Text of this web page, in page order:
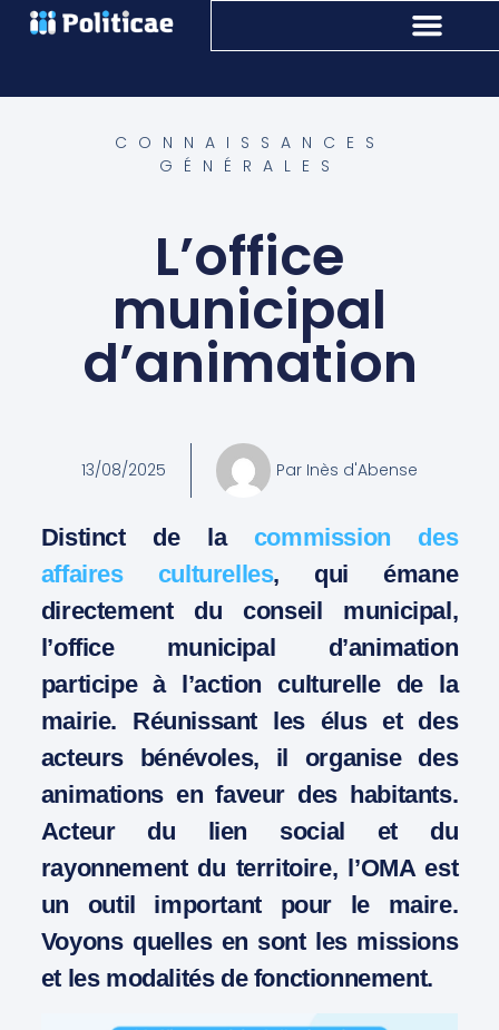
CONNAISSANCES
GÉNÉRALES
L’office
municipal
d’animation
13/08/2025 Par Inès d'Abense
Distinct de la commission des
affaires culturelles, qui émane
directement du conseil municipal,
l’office municipal d’animation
participe à l’action culturelle de la
mairie. Réunissant les élus et des
acteurs bénévoles, il organise des
animations en faveur des habitants.
Acteur du lien social et du
rayonnement du territoire, l’OMA est
un outil important pour le maire.
Voyons quelles en sont les missions
et les modalités de fonctionnement.